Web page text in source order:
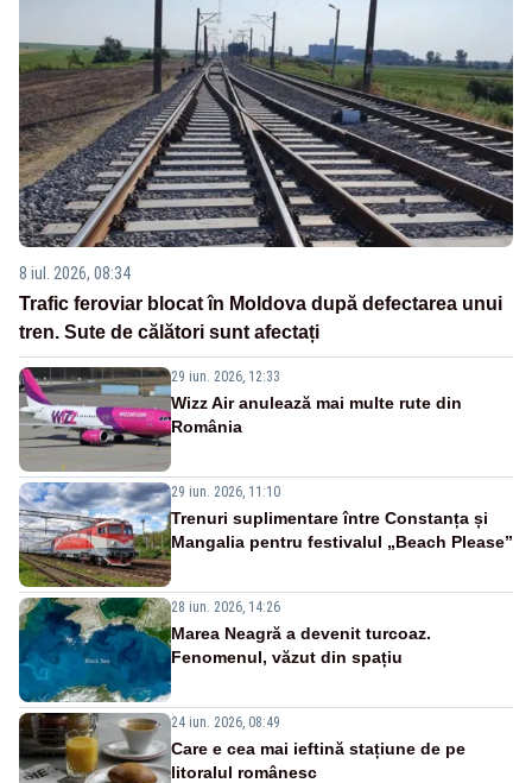
8 iul. 2026, 08:34
Trafic feroviar blocat în Moldova după defectarea unui
tren. Sute de călători sunt afectați
29 iun. 2026, 12:33
Wizz Air anulează mai multe rute din
România
29 iun. 2026, 11:10
Trenuri suplimentare între Constanța și
Mangalia pentru festivalul „Beach Please”
28 iun. 2026, 14:26
Marea Neagră a devenit turcoaz.
Fenomenul, văzut din spațiu
24 iun. 2026, 08:49
Care e cea mai ieftină stațiune de pe
litoralul românesc